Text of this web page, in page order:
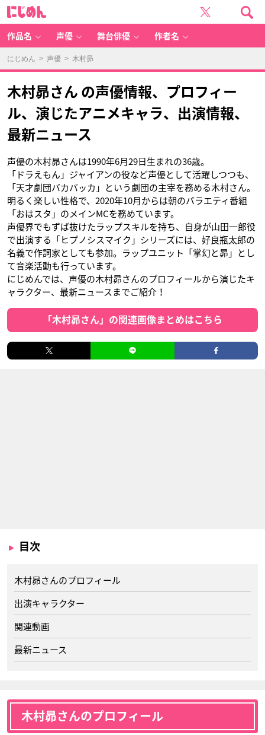
作品名 声優 舞台俳優 作者名
にじめん > 声優 > 木村昴
木村昴さん の声優情報、プロフィー
ル、演じたアニメキャラ、出演情報、
最新ニュース
声優の木村昴さんは1990年6月29日生まれの36歳。
「ドラえもん」ジャイアンの役など声優として活躍しつつも、
「天才劇団バカバッカ」という劇団の主宰を務める木村さん。
明るく楽しい性格で、2020年10月からは朝のバラエティ番組
「おはスタ」のメインMCを務めています。
声優界でもずば抜けたラップスキルを持ち、自身が山田一郎役
で出演する「ヒプノシスマイク」シリーズには、好良瓶太郎の
名義で作詞家としても参加。ラップユニット「掌幻と昴」とし
て音楽活動も行っています。
にじめんでは、声優の木村昴さんのプロフィールから演じたキ
ャラクター、最新ニュースまでご紹介！
「木村昴さん」の関連画像まとめはこちら
目次
木村昴さんのプロフィール
出演キャラクター
関連動画
最新ニュース
木村昴さんのプロフィール